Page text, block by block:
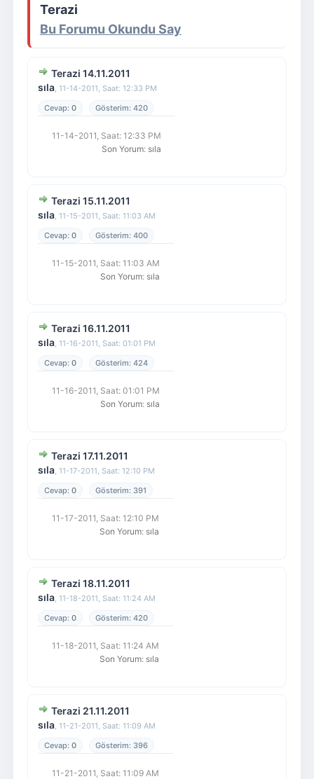
Bu Forumu Okundu Say
Terazi
Terazi 14.11.2011
sıla, 11-14-2011, Saat: 12:33 PM
0
420
11-14-2011, Saat: 12:33 PM
Son Yorum: sıla
Terazi 15.11.2011
sıla, 11-15-2011, Saat: 11:03 AM
0
400
11-15-2011, Saat: 11:03 AM
Son Yorum: sıla
Terazi 16.11.2011
sıla, 11-16-2011, Saat: 01:01 PM
0
424
11-16-2011, Saat: 01:01 PM
Son Yorum: sıla
Terazi 17.11.2011
sıla, 11-17-2011, Saat: 12:10 PM
0
391
11-17-2011, Saat: 12:10 PM
Son Yorum: sıla
Terazi 18.11.2011
sıla, 11-18-2011, Saat: 11:24 AM
0
420
11-18-2011, Saat: 11:24 AM
Son Yorum: sıla
Terazi 21.11.2011
sıla, 11-21-2011, Saat: 11:09 AM
0
396
11-21-2011, Saat: 11:09 AM